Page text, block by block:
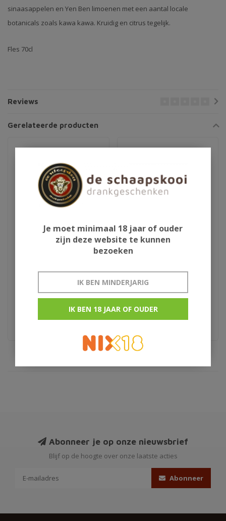
sinaasappelen en Yen Ben limoenen met een aantal locale
botanicals zoals kawa kawa. Kruidig en citrus tegelijk.
Fles 70cl
Reviews
Gerelateerde producten
€59,95 €28,95
Abonneer je op onze nieuwsbrief
Blijf op de hoogte over onze laatste acties
Abonneer
Je moet minimaal 18 jaar of ouder
zijn deze website te kunnen
bezoeken
IK BEN MINDERJARIG
IK BEN 18 JAAR OF OUDER